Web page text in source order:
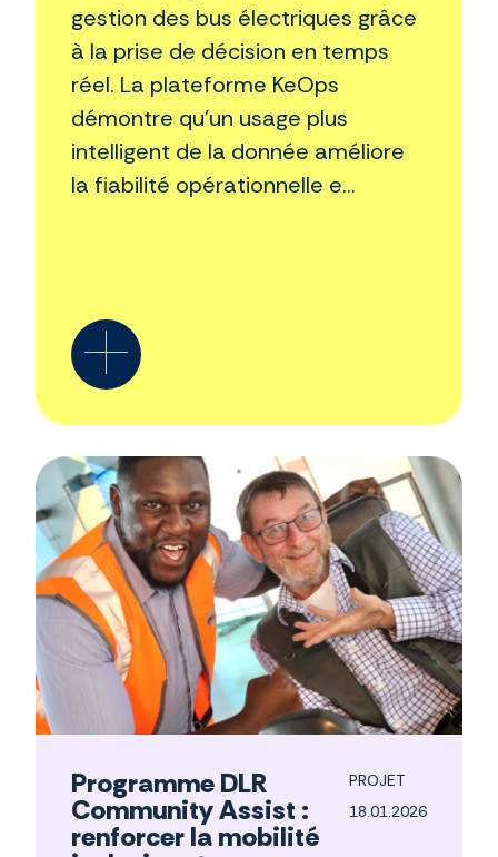
gestion des bus électriques grâce
à la prise de décision en temps
réel. La plateforme KeOps
démontre qu'un usage plus
intelligent de la donnée améliore
la fiabilité opérationnelle e...
Programme DLR
Community Assist :
renforcer la mobilité
PROJET
18.01.2026